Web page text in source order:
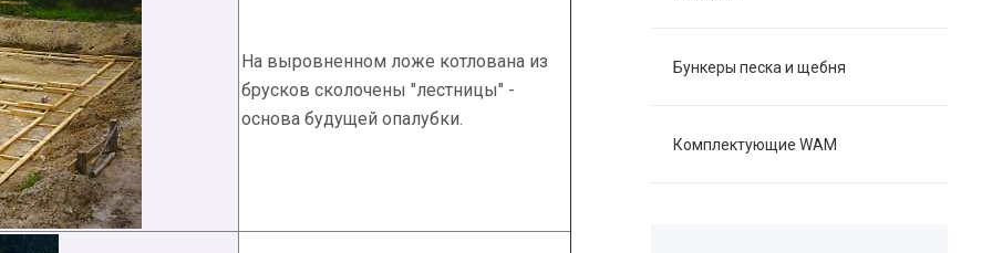
На выровненном ложе котлована из
брусков сколочены "лестницы" -
основа будущей опалубки.
Бункеры песка и щебня
Комплектующие WAM